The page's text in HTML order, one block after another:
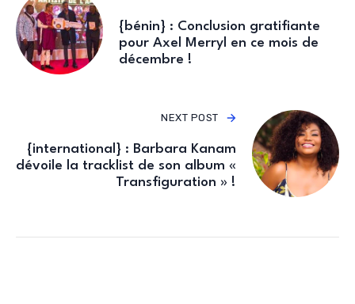
{bénin} : Conclusion gratifiante
pour Axel Merryl en ce mois de
décembre !
NEXT POST
{international} : Barbara Kanam
dévoile la tracklist de son album «
Transfiguration » !